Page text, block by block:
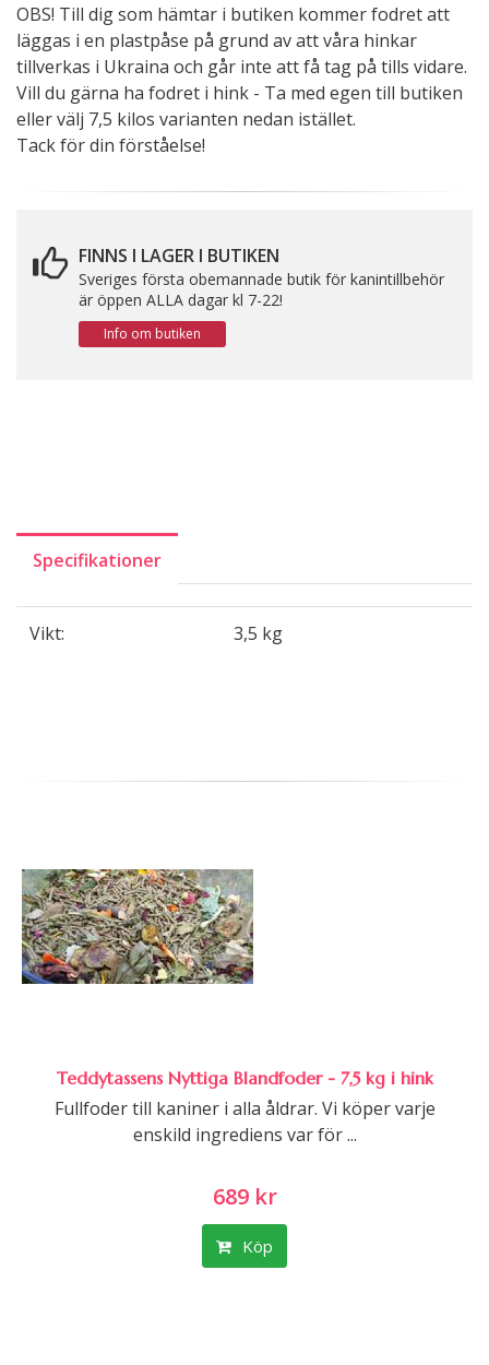
OBS! Till dig som hämtar i butiken kommer fodret att
läggas i en plastpåse på grund av att våra hinkar
tillverkas i Ukraina och går inte att få tag på tills vidare.
Vill du gärna ha fodret i hink - Ta med egen till butiken
eller välj 7,5 kilos varianten nedan istället.
Tack för din förståelse!
FINNS I LAGER I BUTIKEN
Sveriges första obemannade butik för kanintillbehör
är öppen ALLA dagar kl 7-22!
Info om butiken
Specifikationer
Vikt: 3,5 kg
Teddytassens Nyttiga Blandfoder - 7,5 kg i hink
Fullfoder till kaniner i alla åldrar. Vi köper varje
enskild ingrediens var för ...
689 kr
Köp